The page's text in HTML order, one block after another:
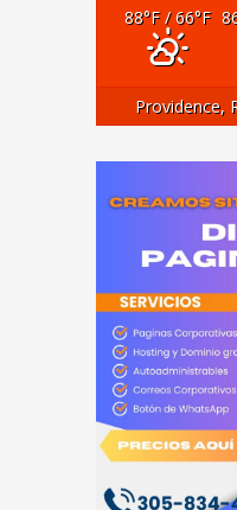
88°F/ 66°F
Providence,